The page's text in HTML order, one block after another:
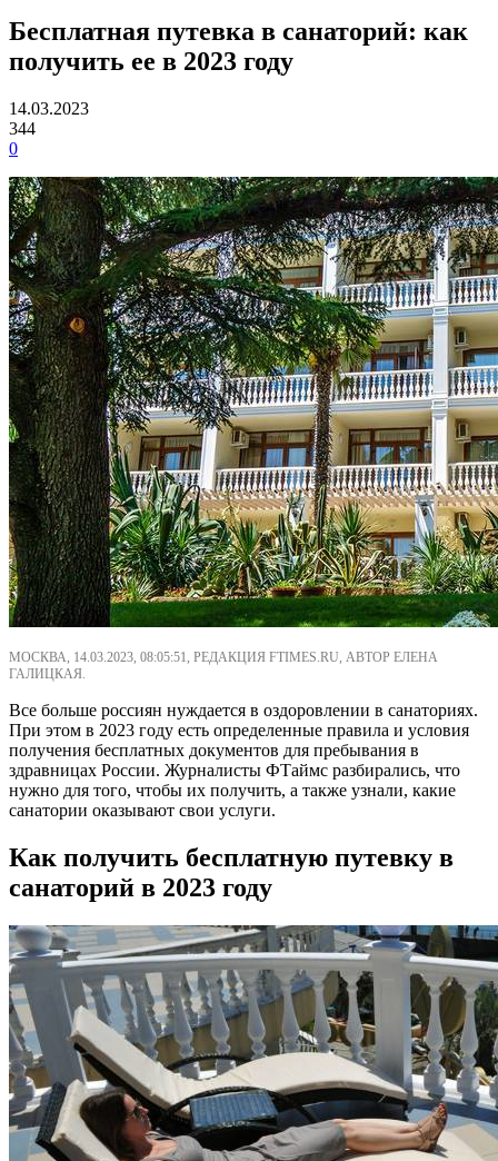
Бесплатная путевка в санаторий: как
получить ее в 2023 году
14.03.2023
344
0
МОСКВА, 14.03.2023, 08:05:51, РЕДАКЦИЯ FTIMES.RU, АВТОР ЕЛЕНА
ГАЛИЦКАЯ.
Все больше россиян нуждается в оздоровлении в санаториях.
При этом в 2023 году есть определенные правила и условия
получения бесплатных документов для пребывания в
здравницах России. Журналисты ФТаймс разбирались, что
нужно для того, чтобы их получить, а также узнали, какие
санатории оказывают свои услуги.
Как получить бесплатную путевку в
санаторий в 2023 году